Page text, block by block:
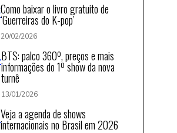
Como baixar o livro gratuito de
‘Guerreiras do K-pop’
20/02/2026
BTS: palco 360º, preços e mais
informações do 1º show da nova
turnê
13/01/2026
Veja a agenda de shows
internacionais no Brasil em 2026